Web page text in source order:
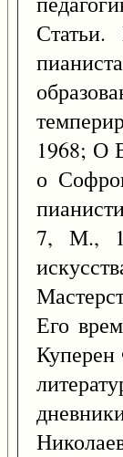
1968; О
о
7, М.,
Его